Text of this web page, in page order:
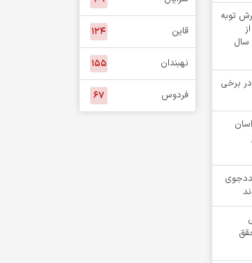
توبه
سال
برخی
از ۵ هزار مددجوی
قاین ۱۲۴
نهبندان ۱۵۵
فردوس ۶۷